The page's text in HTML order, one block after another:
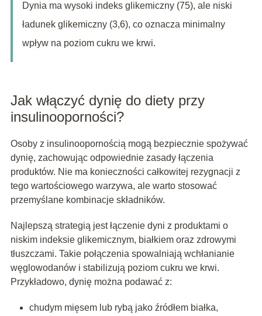
Dynia ma wysoki indeks glikemiczny (75), ale niski
ładunek glikemiczny (3,6), co oznacza minimalny
wpływ na poziom cukru we krwi.
Jak włączyć dynię do diety przy
insulinooporności?
Osoby z insulinoopornością mogą bezpiecznie spożywać
dynię, zachowując odpowiednie zasady łączenia
produktów. Nie ma konieczności całkowitej rezygnacji z
tego wartościowego warzywa, ale warto stosować
przemyślane kombinacje składników.
Najlepszą strategią jest łączenie dyni z produktami o
niskim indeksie glikemicznym, białkiem oraz zdrowymi
tłuszczami. Takie połączenia spowalniają wchłanianie
węglowodanów i stabilizują poziom cukru we krwi.
Przykładowo, dynię można podawać z:
chudym mięsem lub rybą jako źródłem białka,